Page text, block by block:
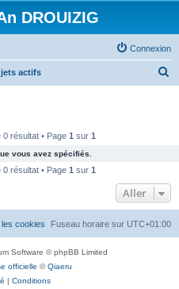
DROUIZIG
Connexion
actifs
c
e
résultat • Page 1 sur 1
vous avez spécifiés.
résultat • Page 1 sur 1
Aller
Fuseau horaire sur UTC+01:00
cookies
Software © phpBB Limited
officielle ©Qiaeru
| Conditions